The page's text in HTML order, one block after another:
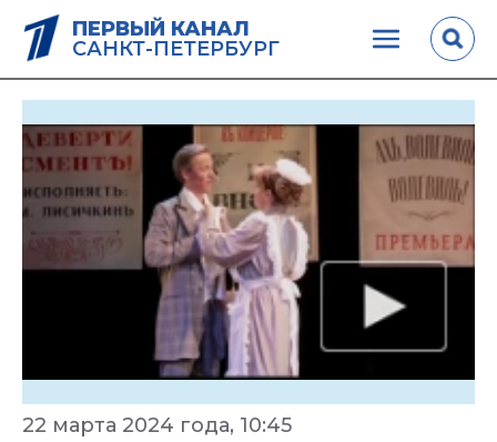
ПЕРВЫЙ КАНАЛ
САНКТ-ПЕТЕРБУРГ
22 марта 2024 года, 10:45